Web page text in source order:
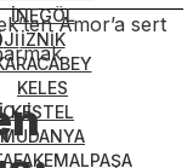
İNEGÖL
İZNİK
KELES
KESTEL
MUDANYA
Amor’a sert